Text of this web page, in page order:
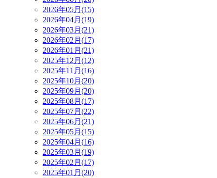
2026年05月(15)
2026年04月(19)
2026年03月(21)
2026年02月(17)
2026年01月(21)
2025年12月(12)
2025年11月(16)
2025年10月(20)
2025年09月(20)
2025年08月(17)
2025年07月(22)
2025年06月(21)
2025年05月(15)
2025年04月(16)
2025年03月(19)
2025年02月(17)
2025年01月(20)